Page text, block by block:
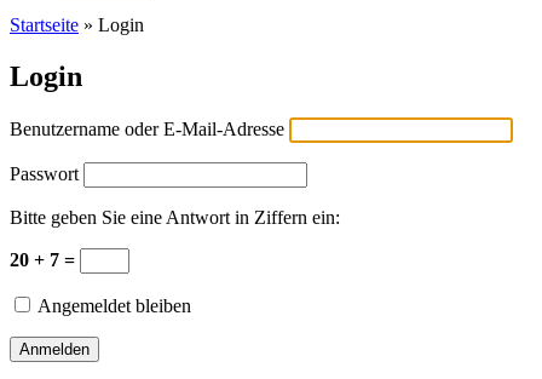
Startseite » Login
Login
Benutzername oder E-Mail-Adresse
Passwort
Bitte geben Sie eine Antwort in Ziffern ein:
20 + 7 =
Angemeldet bleiben